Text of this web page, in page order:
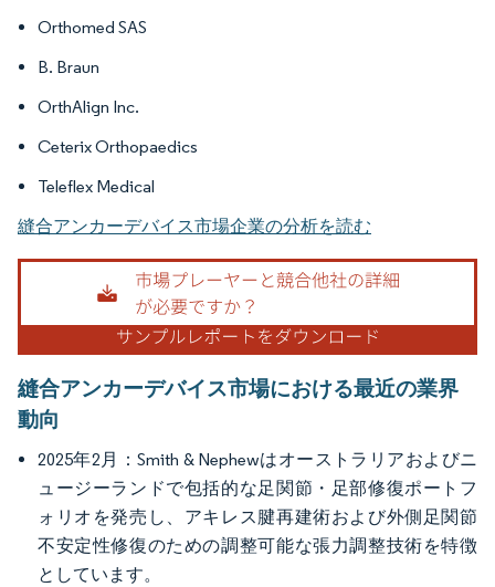
Orthomed SAS
B. Braun
OrthAlign Inc.
Ceterix Orthopaedics
Teleflex Medical
縫合アンカーデバイス市場企業の分析を読む
縫合アンカーデバイス市場における最近の業界
動向
2025年2月：Smith & Nephewはオーストラリアおよびニ
ュージーランドで包括的な足関節・足部修復ポートフ
ォリオを発売し、アキレス腱再建術および外側足関節
不安定性修復のための調整可能な張力調整技術を特徴
としています。